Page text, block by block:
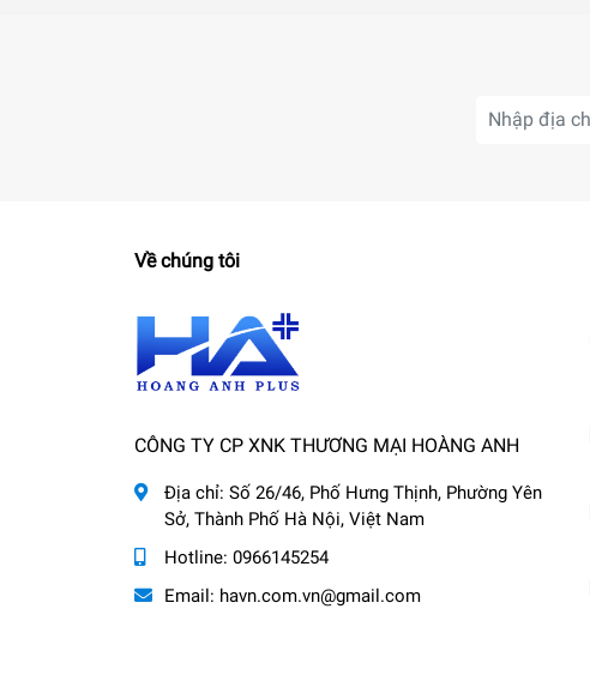
Về chúng tôi
CÔNG TY CP XNK THƯƠNG MẠI HOÀNG ANH
Địa chỉ: Số 26/46, Phố Hưng Thịnh, Phường Yên
Sở, Thành Phố Hà Nội, Việt Nam
Hotline: 0966145254
Email: havn.com.vn@gmail.com